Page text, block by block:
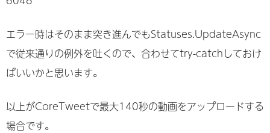
エラー時はそのまま突き進んでもStatuses.UpdateAsync
で従来通りの例外を吐くので、合わせてtry-catchしておけ
ばいいかと思います。
以上がCoreTweetで最大140秒の動画をアップロードする
場合です。